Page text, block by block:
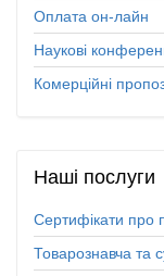
Оплата он-лайн
Наукові
Комерційні
Наші послуги
Сертифікати про
Товарознавча та